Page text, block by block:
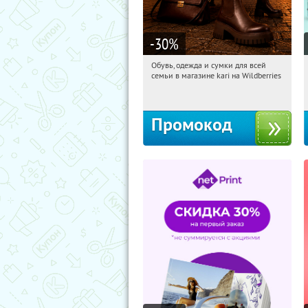
-30%
08:04:50 Получили:
Обувь, одежда и сумки для всей
семьи в магазине kari на Wildberries
Промокод